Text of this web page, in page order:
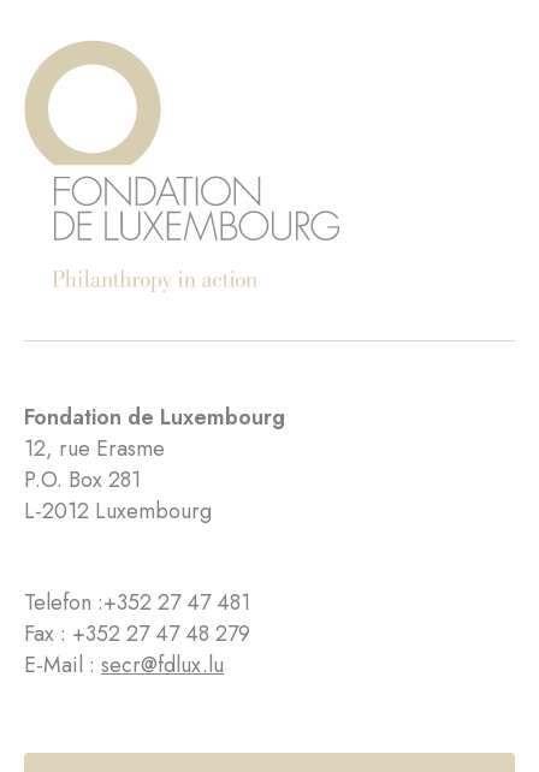
Fondation de Luxembourg
12, rue Erasme
P.O. Box 281
L-2012 Luxembourg
Telefon :+352 27 47 481
Fax : +352 27 47 48 279
E-Mail : secr@fdlux.lu